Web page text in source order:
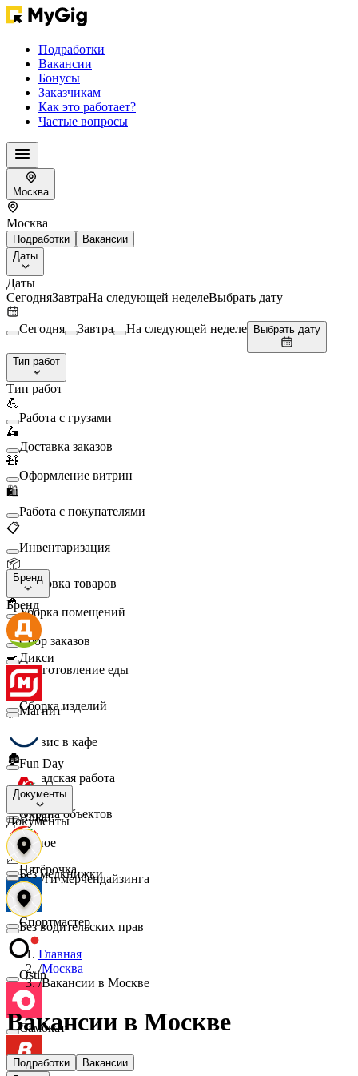
Подработки
Вакансии
Бонусы
Заказчикам
Как это работает?
Частые вопросы
Москва
Москва
Подработки
Вакансии
Даты
Даты
СегодняЗавтраНа следующей неделеВыбрать дату
Сегодня Завтра На следующей неделе Выбрать дату
Тип работ
Тип работ
💪
Работа с грузами
🛵
Доставка заказов
🧸
Оформление витрин
🛍️
Работа с покупателями
📋
Инвентаризация
📦
Упаковка товаров
🧹
Уборка помещений
🛒
Сбор заказов
🍳
Приготовление еды
🛠️
Сборка изделий
☕
Сервис в кафе
🏚️
Складская работа
🛡️
Охрана объектов
🔎
Разное
📈
Услуги мерчендайзинга
Бренд
Бренд
Дикси
Магнит
Fun Day
Ашан
Пятёрочка
Спортмастер
Ostin
Самокат
Документы
Документы
Без медкнижки
Без водительских прав
Главная
/Москва
/Вакансии в Москве
Вакансии в Москве
Подработки
Вакансии